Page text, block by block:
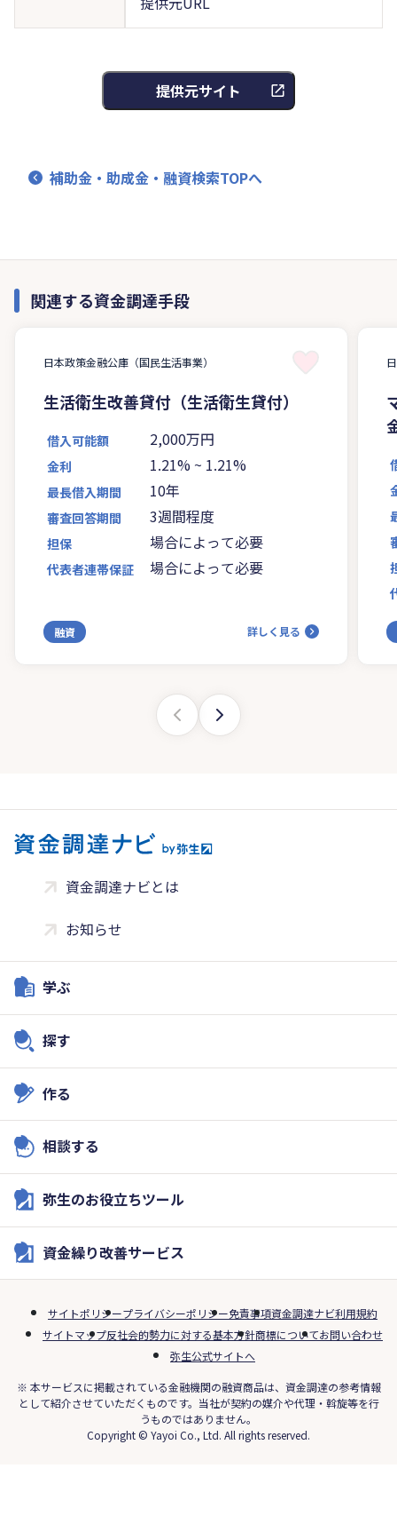
提供元サイト
補助金・助成金・融資検索TOPへ
関連する資金調達手段
日本政策金融公庫（国民生活事業）
生活衛生改善貸付（生活衛生貸付）
借入可能額 2,000万円
金利 1.21% ~ 1.21%
最長借入期間 10年
審査回答期間 3週間程度
担保 場合によって必要
代表者連帯保証 場合によって必要
融資 詳しく見る
資金調達ナビとは
お知らせ
学ぶ
探す
作る
相談する
弥生のお役立ちツール
資金繰り改善サービス
サイトポリシープライバシーポリシー免責事項資金調達ナビ利用規約
サイトマップ反社会的勢力に対する基本方針商標についてお問い合わせ
弥生公式サイトへ
※ 本サービスに掲載されている金融機関の融資商品は、資金調達の参考情報
として紹介させていただくものです。当社が契約の媒介や代理・斡旋等を行
うものではありません。
Copyright © Yayoi Co., Ltd. All rights reserved.